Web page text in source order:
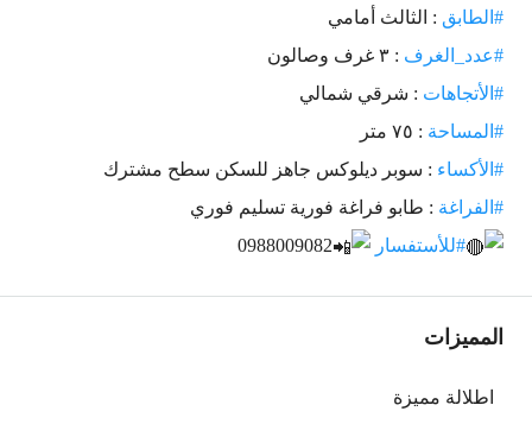
#الطابق : الثالث أمامي
#عدد_الغرف : ٣ غرف وصالون
#الأتجاهات : شرقي شمالي
#المساحة : ٧٥ متر
#الأكساء : سوبر ديلوكس جاهز للسكن سطح مشترك
#الفراغة : طابو فراغة فورية تسليم فوري
#للأستفسار
0988009082
المميزات
اطلالة مميزة